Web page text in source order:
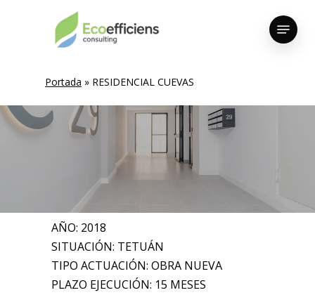
Menu
Portada » RESIDENCIAL CUEVAS
AÑO: 2018
SITUACIÓN: TETUÁN
TIPO ACTUACIÓN: OBRA NUEVA
PLAZO EJECUCIÓN: 15 MESES
Close